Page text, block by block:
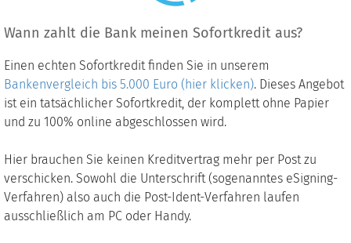
Wann zahlt die Bank meinen Sofortkredit aus?
Einen echten Sofortkredit finden Sie in unserem
Bankenvergleich bis 5.000 Euro (hier klicken). Dieses Angebot
ist ein tatsächlicher Sofortkredit, der komplett ohne Papier
und zu 100% online abgeschlossen wird.
Hier brauchen Sie keinen Kreditvertrag mehr per Post zu
verschicken. Sowohl die Unterschrift (sogenanntes eSigning-
Verfahren) also auch die Post-Ident-Verfahren laufen
ausschließlich am PC oder Handy.